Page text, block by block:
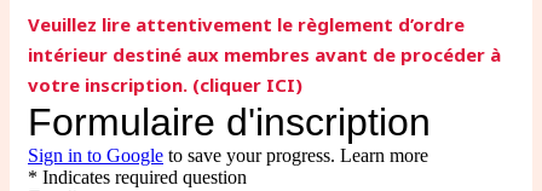
Veuillez lire attentivement le règlement d’ordre
intérieur destiné aux membres avant de procéder à
votre inscription. (cliquer ICI)